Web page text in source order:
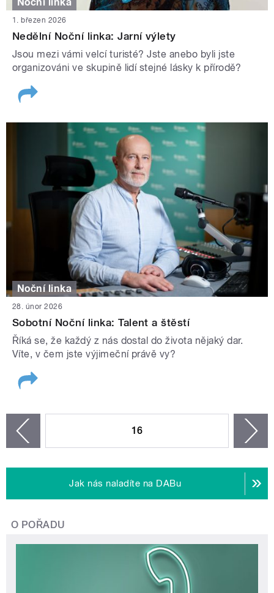
1. březen 2026
Nedělní Noční linka: Jarní výlety
Jsou mezi vámi velcí turisté? Jste anebo byli jste
organizováni ve skupině lidí stejné lásky k přírodě?
Noční linka
28. únor 2026
Sobotní Noční linka: Talent a štěstí
Říká se, že každý z nás dostal do života nějaký dar.
Víte, v čem jste výjimeční právě vy?
16
Jak nás naladíte na DABu
O POŘADU